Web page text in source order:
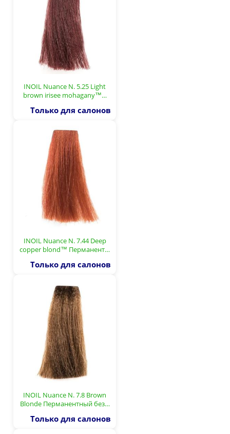
INOIL Nuance N. 5.25 Light
brown irisee mohagany™…
Только для салонов
INOIL Nuance N. 7.44 Deep
copper blond™ Перманент…
Только для салонов
INOIL Nuance N. 7.8 Brown
Blonde Перманентный без…
Только для салонов